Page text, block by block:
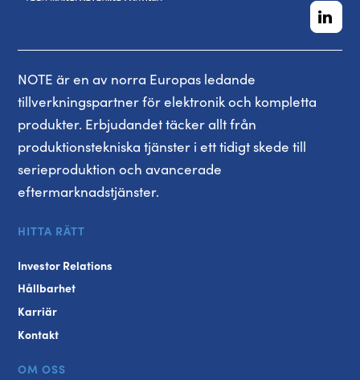
NOTE är en av norra Europas ledande
tillverkningspartner för elektronik och kompletta
produkter. Erbjudandet täcker allt från
produktionstekniska tjänster i ett tidigt skede till
serieproduktion och avancerade
eftermarknadstjänster.
HITTA RÄTT
Investor Relations
Hållbarhet
Karriär
Kontakt
OM OSS